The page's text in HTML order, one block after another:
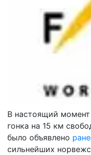
В настоящий
гонка на 15 км
было объявлено
сильнейших